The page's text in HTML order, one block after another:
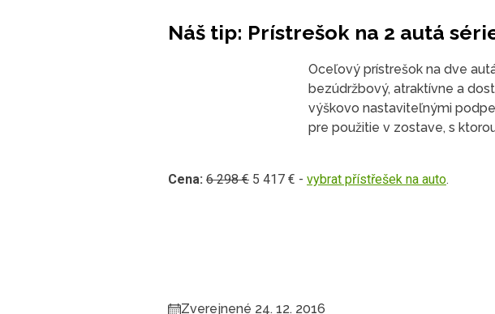
Náš tip: Prístrešok na 2 autá
Oceľový prístrešok na dve
bezúdržbový, atraktívne a
výškovo nastaviteľnými
pre použitie v zostave, s
Cena: 6 298 € 5 417 € - vybrat přístřešek na auto.
Zverejnené 24. 12. 2016